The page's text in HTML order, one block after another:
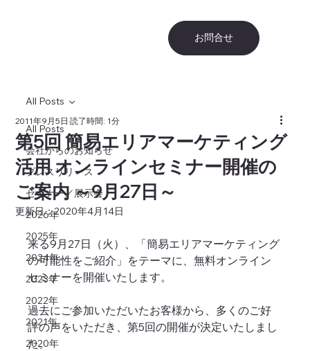
お問合せ
All Posts
会社からのお知らせ
プレスリリース
セミナー／展示会
2026年
2025年
2024年
2023年
2022年
2021年
2020年
All Posts
第5回 簡易エリアマーケティング
活用 オンラインセミナー開催の
ご案内 ～9月27日～
2011年9月5日読了時間: 1分
更新日：2020年4月14日
来る9月27日（火）、「簡易エリアマーケティング
の可能性をご紹介」をテーマに、無料オンライン
セミナーを開催いたします。
過去にご参加いただいたお客様から、多くのご好
評の声をいただき、第5回の開催が決定いたしまし
た。